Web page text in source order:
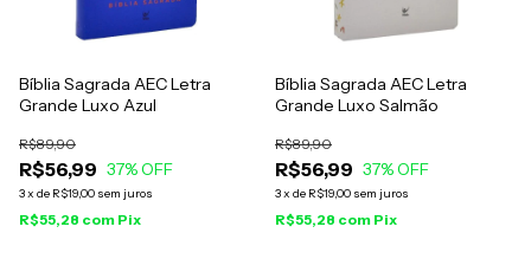
Bíblia Sagrada AEC Letra
Grande Luxo Azul
R$56,99
R$89,90
37% OFF
3x de R$19,00 sem juros
R$55,28 com Pix
Bíblia Sagrada AEC Letra
Grande Luxo Salmão
R$56,99
R$89,90
37% OFF
3x de R$19,00 sem juros
R$55,28 com Pix